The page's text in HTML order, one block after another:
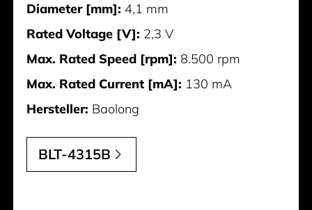
Diameter [mm]: 4,1 mm
Rated Voltage [V]: 2,3 V
Max. Rated Speed [rpm]: 8.500 rpm
Max. Rated Current [mA]: 130 mA
Hersteller: Baolong
BLT-4315B